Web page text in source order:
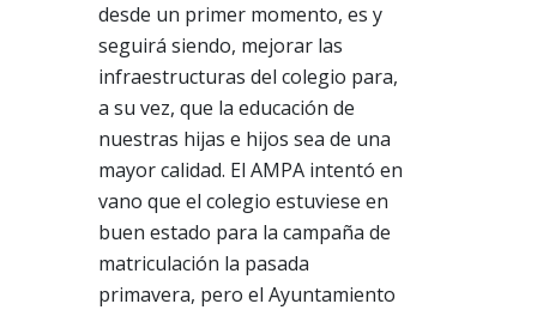
desde un primer momento, es y
seguirá siendo, mejorar las
infraestructuras del colegio para,
a su vez, que la educación de
nuestras hijas e hijos sea de una
mayor calidad. El AMPA intentó en
vano que el colegio estuviese en
buen estado para la campaña de
matriculación la pasada
primavera, pero el Ayuntamiento